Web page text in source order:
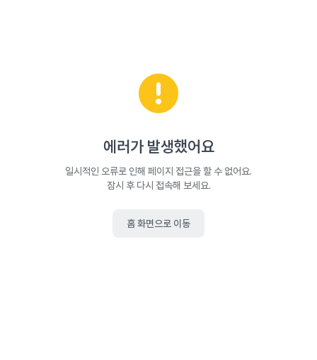
에러가 발생했어요
일시적인 오류로 인해 페이지 접근을 할 수 없어요.
잠시 후 다시 접속해 보세요.
홈 화면으로 이동